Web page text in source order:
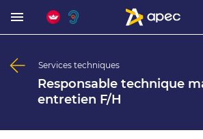
Services techniques
Responsable technique
entretien F/H